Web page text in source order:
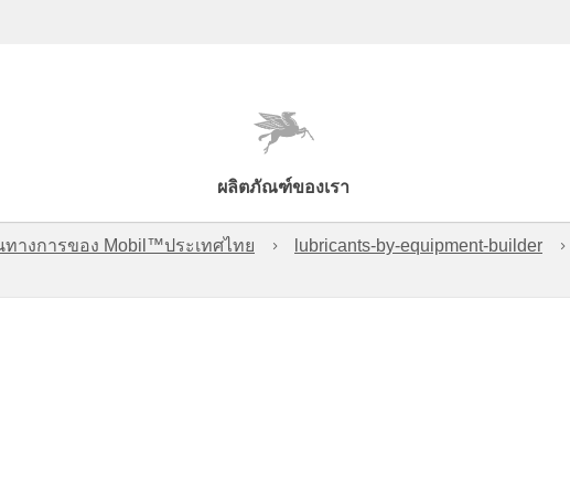
ผลิตภัณฑ์ของเรา
างการของ Mobil™ประเทศไทย lubricants-by-equipment-builder